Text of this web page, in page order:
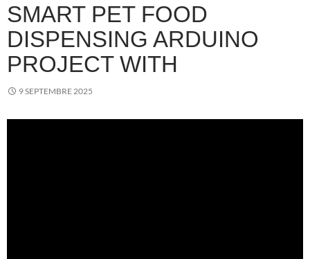
SMART PET FOOD
DISPENSING ARDUINO
PROJECT WITH
9 SEPTEMBRE 2025